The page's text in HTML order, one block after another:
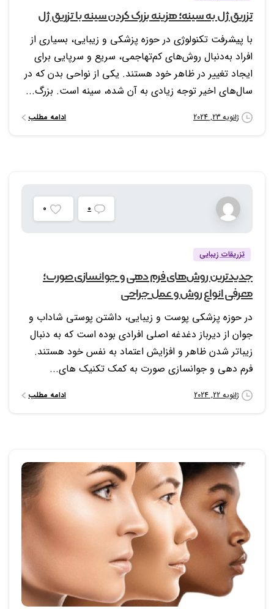
تزريق ژل به سينه؛ هزینه بزرگ كردن سينه با تزريق ژل
با پیشرفت تکنولوژی در حوزه پزشکی و زیبایی، بسیاری از
افراد به‌دنبال روش‌های کم‌تهاجمی، سریع و سرپایی برای
ایجاد تغییر در ظاهر خود هستند. یکی از نواحی بدن که در
سال‌های اخیر توجه زیادی به آن شده، سینه است. بزرگ‌...
ژانویه 23, 2024 ادامه مطلب
0
0
تزریقات زیبایی
جدیدترین روش‌های فرم دهی و جوانسازی صورت؛
معرفی انواع روش و عمل جراحی
در حوزه پزشکی پوست و زیبایی، داشتن پوستی شاداب و
جوان از دیرباز دغدغه اصلی افرادی بوده است که به دنبال
زیباتر شدن ظاهر و افزایش اعتماد به نفس خود هستند.
فرم دهی و جوانسازی صورت به کمک تکنیک های...
ژانویه 22, 2024 ادامه مطلب